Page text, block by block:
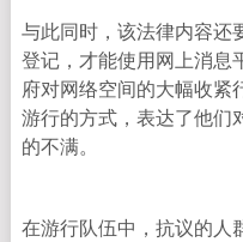
与此同时，该法律内容还
登记，才能使用网上消息
府对网络空间的大幅收紧
游行的方式，表达了他们
的不满。
在游行队伍中，抗议的人